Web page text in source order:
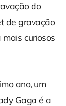
do
de gravação
curiosos
ano, um
Gaga é a